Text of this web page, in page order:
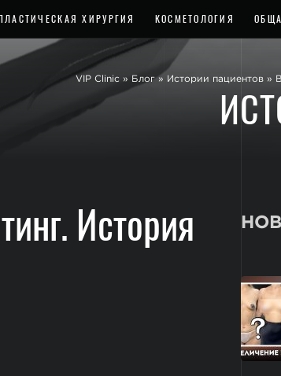
ХИРУРГИЯ КОСМЕТОЛОГИЯ
VIP Clinic » Блог» Истории пациентов »
История